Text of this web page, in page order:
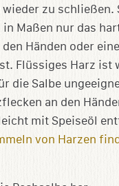
wieder zu schließen.
Maßen nur das
Händen oder
Flüssiges Harz ist
die Salbe
an den
mit Speiseöl
von Harzen